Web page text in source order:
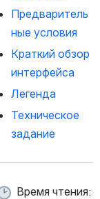
Предваритель
ные условия
Краткий обзор
интерфейса
Легенда
Техническое
задание
Время чтения: